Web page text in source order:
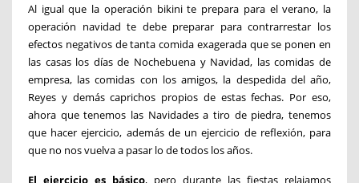
Al igual que la operación bikini te prepara para el verano, la
operación navidad te debe preparar para contrarrestar los
efectos negativos de tanta comida exagerada que se ponen en
las casas los días de Nochebuena y Navidad, las comidas de
empresa, las comidas con los amigos, la despedida del año,
Reyes y demás caprichos propios de estas fechas. Por eso,
ahora que tenemos las Navidades a tiro de piedra, tenemos
que hacer ejercicio, además de un ejercicio de reflexión, para
que no nos vuelva a pasar lo de todos los años.
El ejercicio es básico, pero durante las fiestas relajamos